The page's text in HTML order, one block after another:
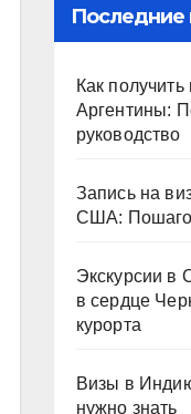
Последние
Как
Аргентины:
руководство
Запись на
США:
Экскурсии в
в сердце
курорта
Визы в
нужно знать